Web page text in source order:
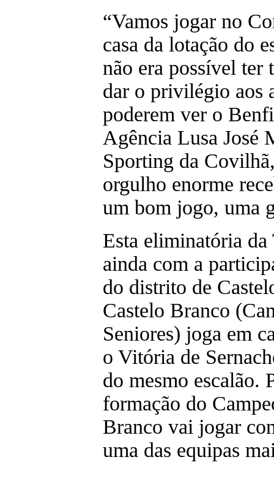
“Vamos jogar no
casa da lotação do
não era possível ter
dar o privilégio aos
poderem ver o
Agência Lusa José
Sporting da
orgulho enorme
um bom jogo, uma
Esta eliminatória da
ainda com a
do distrito de
Castelo Branco
Seniores) joga em
o Vitória de
do mesmo escalão.
formação do
Branco vai jogar
uma das equipas